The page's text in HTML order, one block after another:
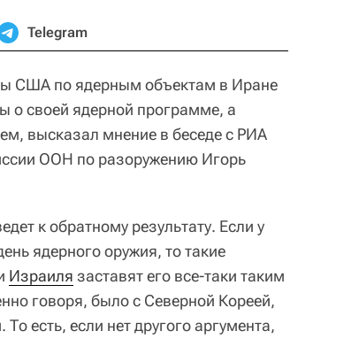
Telegram
США по ядерным объектам в Иране
о своей ядерной программе, а
высказал мнение в беседе с РИА
ООН по разоружению Игорь
к обратному результату. Если у
ядерного оружия, то такие
Израиля заставят его все-таки таким
говоря, было с Северной Кореей,
есть, если нет другого аргумента,